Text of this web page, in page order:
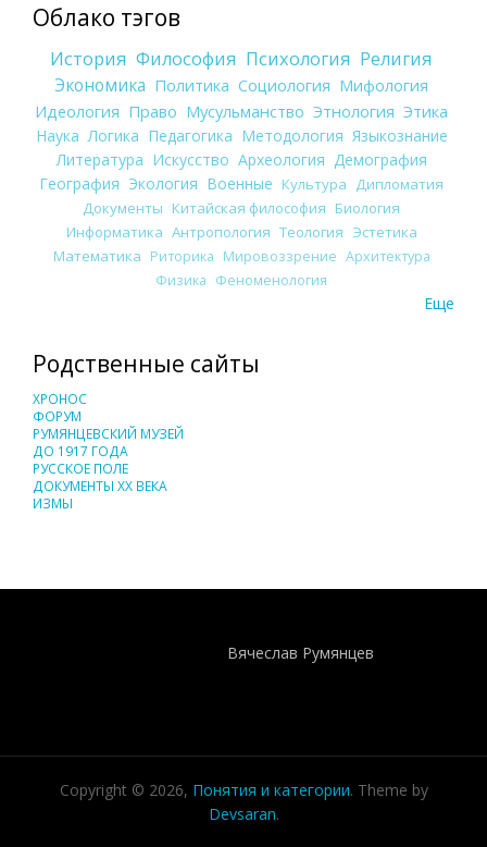
Облако тэгов
История Философия Психология Религия
Экономика Политика Социология Мифология
Идеология Право Мусульманство Этнология Этика
Наука Логика Педагогика Методология Языкознание
Литература Искусство Археология Демография
География Экология Военные Культура
Дипломатия
Документы Китайская философия Биология
Информатика Антропология Теология Эстетика
Математика Риторика Мировоззрение Архитектура
Физика Феноменология
Еще
Родственные сайты
ХРОНОС
ФОРУМ
РУМЯНЦЕВСКИЙ МУЗЕЙ
ДО 1917 ГОДА
РУССКОЕ ПОЛЕ
ДОКУМЕНТЫ XX ВЕКА
ИЗМЫ
Вячеслав Румянцев
Copyright © 2026, Понятия и категории. Theme by
Devsaran.